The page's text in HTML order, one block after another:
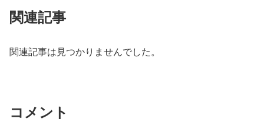
関連記事
関連記事は見つかりませんでした。
コメント